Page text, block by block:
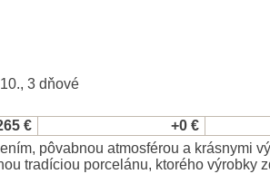
3 dňové
€
+0 €
pôvabnou atmosférou a krásnymi
tradíciou porcelánu, ktorého výrobky